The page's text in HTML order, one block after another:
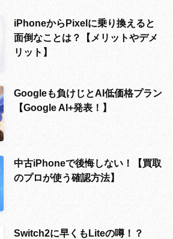
iPhoneからPixelに乗り換えると
面倒なことは？【メリットやデメ
リット】
Googleも負けじとAI低価格プラン
【Google AI+発表！】
中古iPhoneで後悔しない！【買取
のプロが使う確認方法】
Switch2に早くもLiteの噂！？